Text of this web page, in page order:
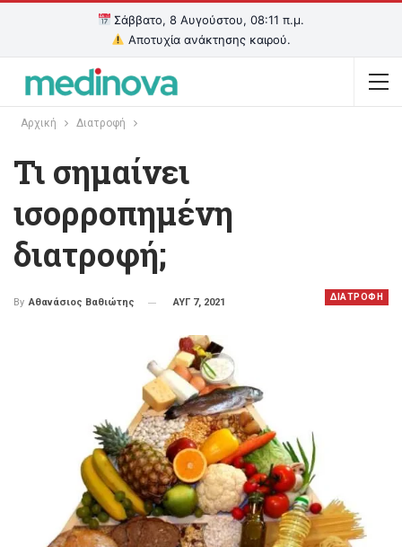
Σάββατο, 8 Αυγούστου, 08:11 π.μ.
Αποτυχία ανάκτησης καιρού.
Αρχική Διατροφή
Τι σημαίνει
ισορροπημένη
διατροφή;
ΔΙΑΤΡΟΦΗ
By Αθανάσιος Βαθιώτης ΑΥΓ 7, 2021